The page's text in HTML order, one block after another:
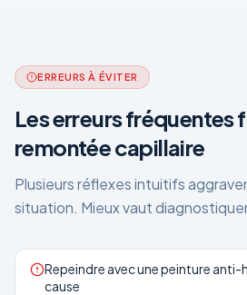
ERREURS À ÉVITER
Les erreurs fréquentes
remontée capillaire
Plusieurs réflexes intuitifs
situation. Mieux vaut
Repeindre avec une peinture
cause